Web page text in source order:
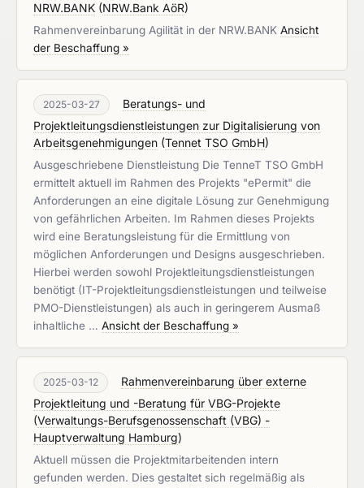
NRW.BANK (NRW.Bank AöR)
Rahmenvereinbarung Agilität in der NRW.BANK Ansicht
der Beschaffung »
2025-03-27
Beratungs- und
Projektleitungsdienstleistungen zur Digitalisierung von
Arbeitsgenehmigungen (Tennet TSO GmbH)
Ausgeschriebene Dienstleistung Die TenneT TSO GmbH
ermittelt aktuell im Rahmen des Projekts "ePermit" die
Anforderungen an eine digitale Lösung zur Genehmigung
von gefährlichen Arbeiten. Im Rahmen dieses Projekts
wird eine Beratungsleistung für die Ermittlung von
möglichen Anforderungen und Designs ausgeschrieben.
Hierbei werden sowohl Projektleitungsdienstleistungen
benötigt (IT-Projektleitungsdienstleistungen und teilweise
PMO-Dienstleistungen) als auch in geringerem Ausmaß
inhaltliche … Ansicht der Beschaffung »
2025-03-12
Rahmenvereinbarung über externe
Projektleitung und -Beratung für VBG-Projekte
(Verwaltungs-Berufsgenossenschaft (VBG) -
Hauptverwaltung Hamburg)
Aktuell müssen die Projektmitarbeitenden intern
gefunden werden. Dies gestaltet sich regelmäßig als